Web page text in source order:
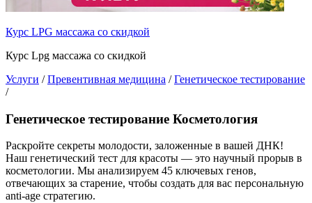
Курс LPG массажа со скидкой
Курс Lpg массажа со скидкой
Услуги /Превентивная медицина /Генетическое тестирование
/
Генетическое тестирование Косметология
Раскройте секреты молодости, заложенные в вашей ДНК!
Наш генетический тест для красоты — это научный прорыв в
косметологии. Мы анализируем 45 ключевых генов,
отвечающих за старение, чтобы создать для вас персональную
anti-age стратегию.